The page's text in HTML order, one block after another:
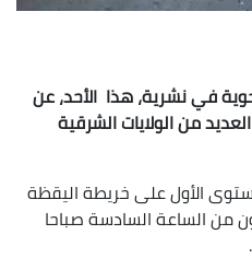
في نشرية، هذا الأحد، عن
من الولايات الشرقية
الأول على خريطة اليقظة
من الساعة السادسة صباحا